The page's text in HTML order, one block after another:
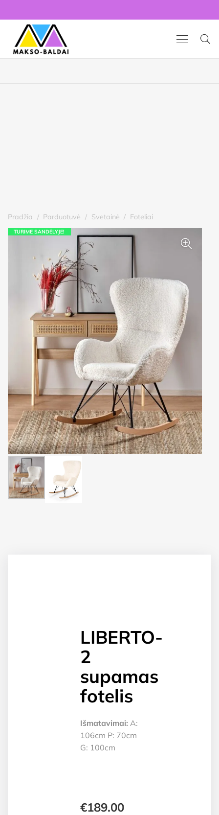
Pradžia / Parduotuvė / Svetainė / Foteliai
TURIME SANDĖLYJE!
LIBERTO-
2
supamas
fotelis
Išmatavimai: A:
106cm P: 70cm
G: 100cm
€189.00